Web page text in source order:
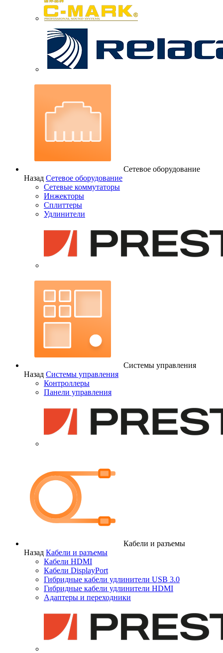
Сетевое оборудование
Назад Сетевое оборудование
Сетевые коммутаторы
Инжекторы
Сплиттеры
Удлинители
Системы управления
Назад Системы управления
Контроллеры
Панели управления
Кабели и разъемы
Назад Кабели и разъемы
Кабели HDMI
Кабели DisplayPort
Гибридные кабели удлинители USB 3.0
Гибридные кабели удлинители HDMI
Адаптеры и переходники